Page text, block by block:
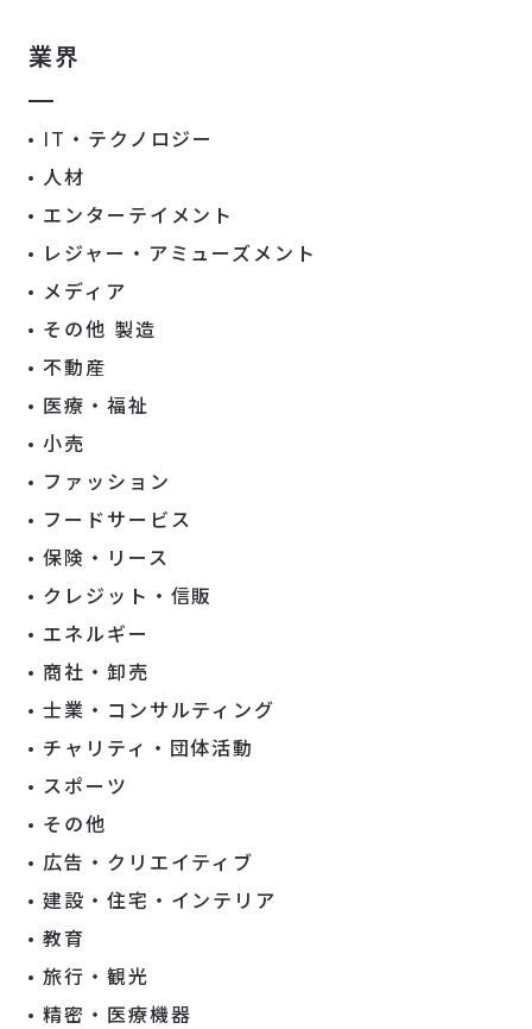
業界
IT・テクノロジー
人材
エンターテイメント
レジャー・アミューズメント
メディア
その他 製造
不動産
医療・福祉
小売
ファッション
フードサービス
保険・リース
クレジット・信販
エネルギー
商社・卸売
士業・コンサルティング
チャリティ・団体活動
スポーツ
その他
広告・クリエイティブ
建設・住宅・インテリア
教育
旅行・観光
精密・医療機器